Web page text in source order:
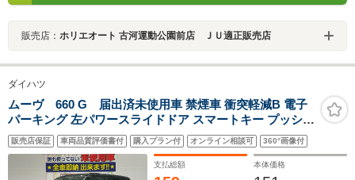
販売店： ホリエオート 古河運動公園前店 ＪＵ適正販売店
ダイハツ
ムーヴ 660 G 届出済未使用車 禁煙車 衝突軽減B 電子
パーキング 左パワースライドドア スマートキー プッシュ
スタート アイドリングストップ LEDヘッドライト 純正ア
ルミホイール 電動格納ミラー オートエアコン
販売店保証 車両品質評価書付 購入プラン付 オンライン相談可 360°画像付
支払総額 本体価格